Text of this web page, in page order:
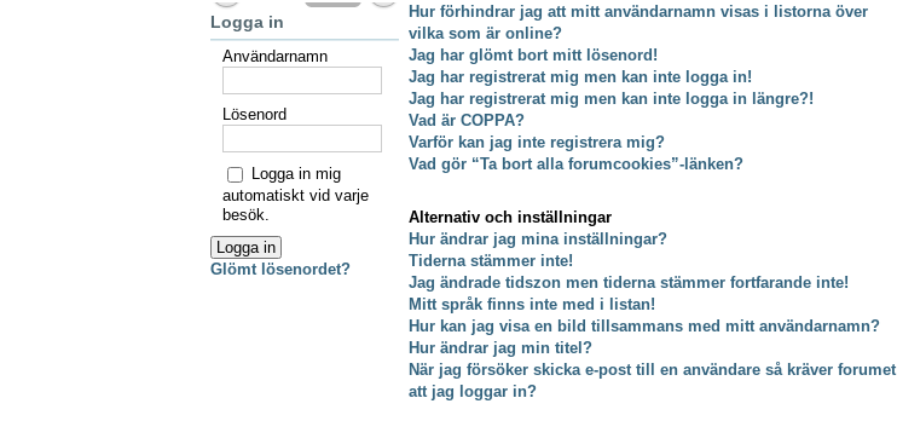
Hur förhindrar jag att mitt användarnamn visas i listorna över
vilka som är online?
Jag har glömt bort mitt lösenord!
Jag har registrerat mig men kan inte logga in!
Jag har registrerat mig men kan inte logga in längre?!
Vad är COPPA?
Varför kan jag inte registrera mig?
Vad gör “Ta bort alla forumcookies”-länken?
Alternativ och inställningar
Hur ändrar jag mina inställningar?
Tiderna stämmer inte!
Jag ändrade tidszon men tiderna stämmer fortfarande inte!
Mitt språk finns inte med i listan!
Hur kan jag visa en bild tillsammans med mitt användarnamn?
Hur ändrar jag min titel?
När jag försöker skicka e-post till en användare så kräver forumet
att jag loggar in?
Logga in
Användarnamn
Lösenord
Logga in mig
automatiskt vid varje
besök.
Glömt lösenordet?